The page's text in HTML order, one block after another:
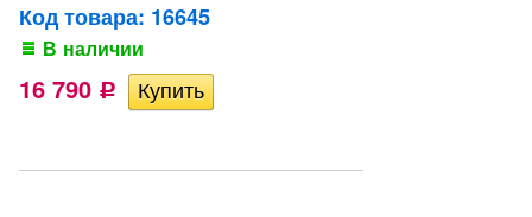
Код товара: 16645
В наличии
16 790 Р